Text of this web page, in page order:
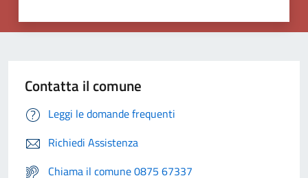
Contatta il comune
Leggi le domande frequenti
Richiedi Assistenza
Chiama il comune 0875 67337